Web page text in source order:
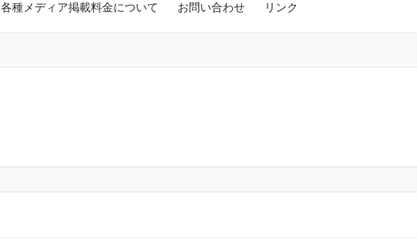
各種メディア掲載料金について お問い合わせ リンク